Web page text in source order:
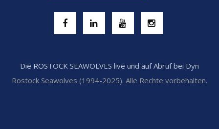
Die ROSTOCK SEAWOLVES live und auf Abruf bei Dyn
Rostock Seawolves (1994-2025). Alle Rechte vorbehalten.